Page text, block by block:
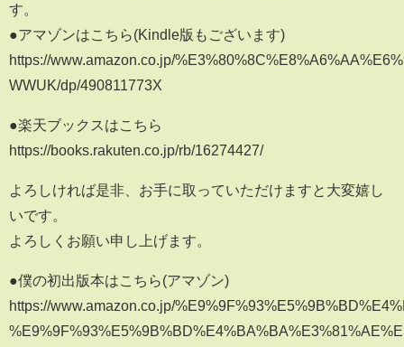
す。
●アマゾンはこちら(Kindle版もございます)
https://www.amazon.co.jp/
WWUK/dp/490811773X
●楽天ブックスはこちら
https://books.rakuten.co.jp/rb/16274427/
よろしければ是非、お手に取っていただけますと大変嬉し
いです。
よろしくお願い申し上げます。
●僕の初出版本はこちら(アマゾン)
https://www.amazon.co.jp/